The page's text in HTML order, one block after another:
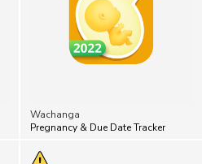
Wachanga
Pregnancy & Due Date Tracker